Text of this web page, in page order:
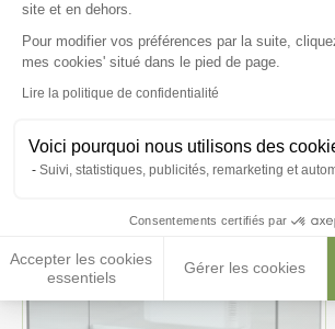
site et en dehors.
Pour modifier vos préférences par la suite,
mes cookies' situé dans le pied de page.
Lire la politique de confidentialité
Voici pourquoi nous utilisons des
Suivi, statistiques, publicités, remarketing et
Consentements certifiés par
Accepter les cookies
essentiels
Gérer les cookies
Axeptio consent
Ces produits
intéresser